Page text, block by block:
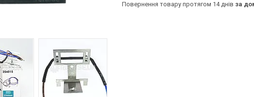
повернення товару протягом 14 днів за